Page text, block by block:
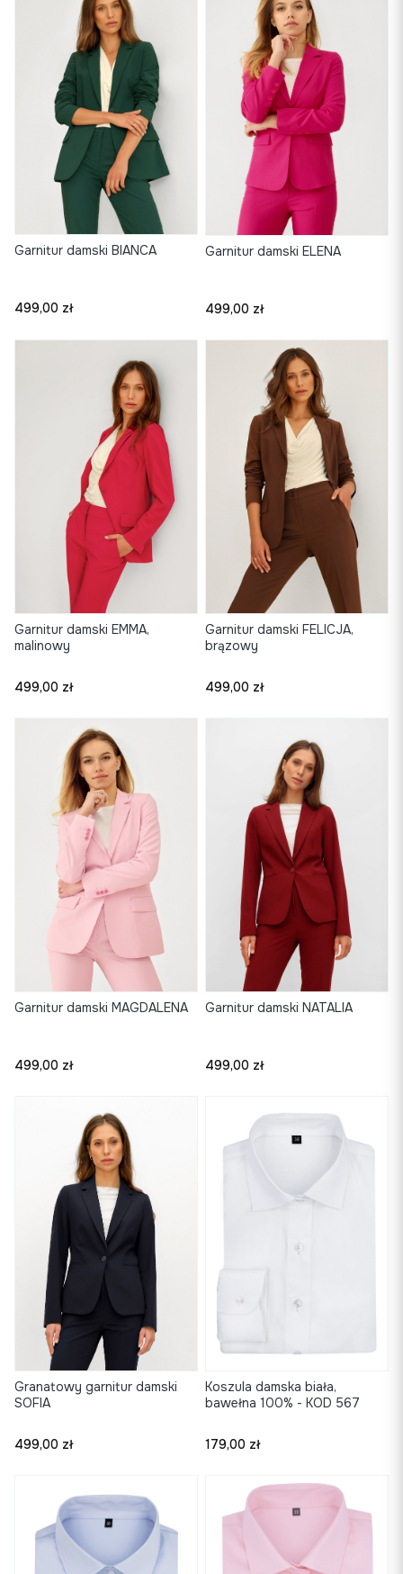
Garnitur damski BIANCA
Cena
499,00 zł
Garnitur damski ELENA
Cena
499,00 zł
Garnitur damski EMMA,
malinowy
Cena
499,00 zł
Garnitur damski FELICJA,
brązowy
Cena
499,00 zł
Garnitur damski MAGDALENA
Cena
499,00 zł
Garnitur damski NATALIA
Cena
499,00 zł
Granatowy garnitur damski
SOFIA
Cena
499,00 zł
Koszula damska biała,
bawełna 100% - KOD 567
Cena
179,00 zł